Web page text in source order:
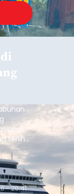
terlihat
- 20:41